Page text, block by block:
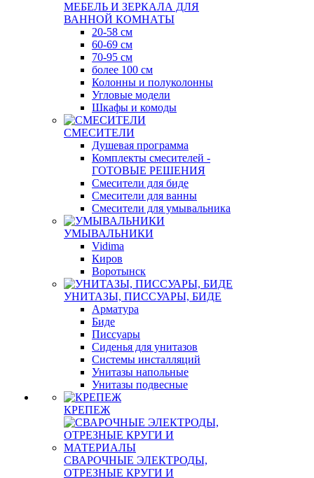
МЕБЕЛЬ И ЗЕРКАЛА ДЛЯ
ВАННОЙ КОМНАТЫ
20-58 см
60-69 см
70-95 см
более 100 см
Колонны и полуколонны
Угловые модели
Шкафы и комоды
СМЕСИТЕЛИ
Душевая программа
Комплекты смесителей -
ГОТОВЫЕ РЕШЕНИЯ
Смесители для биде
Смесители для ванны
Смесители для умывальника
УМЫВАЛЬНИКИ
Vidima
Киров
Воротынск
УНИТАЗЫ, ПИССУАРЫ, БИДЕ
Арматура
Биде
Писсуары
Сиденья для унитазов
Системы инсталляций
Унитазы напольные
Унитазы подвесные
КРЕПЕЖ
СВАРОЧНЫЕ ЭЛЕКТРОДЫ,
ОТРЕЗНЫЕ КРУГИ И